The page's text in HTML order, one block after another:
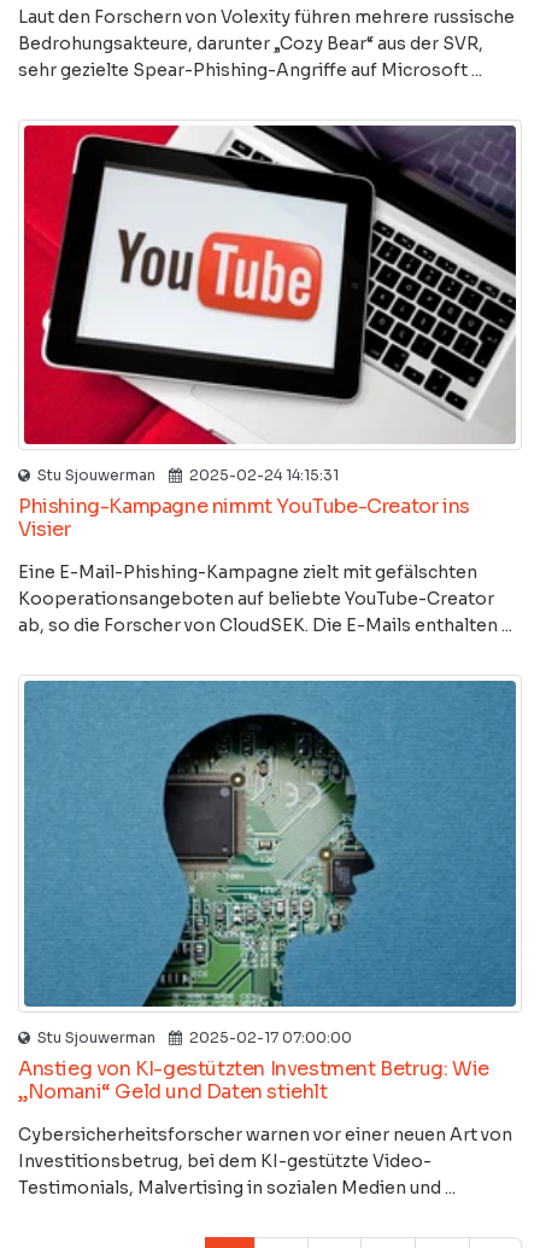
Laut den Forschern von Volexity führen mehrere russische
Bedrohungsakteure, darunter „Cozy Bear“ aus der SVR,
sehr gezielte Spear-Phishing-Angriffe auf Microsoft ...
Stu Sjouwerman 2025-02-24 14:15:31
Phishing-Kampagne nimmt YouTube-Creator ins
Visier
Eine E-Mail-Phishing-Kampagne zielt mit gefälschten
Kooperationsangeboten auf beliebte YouTube-Creator
ab, so die Forscher von CloudSEK. Die E-Mails enthalten ...
Stu Sjouwerman 2025-02-17 07:00:00
Anstieg von KI-gestützten Investment Betrug: Wie
„Nomani“ Geld und Daten stiehlt
Cybersicherheitsforscher warnen vor einer neuen Art von
Investitionsbetrug, bei dem KI-gestützte Video-
Testimonials, Malvertising in sozialen Medien und ...